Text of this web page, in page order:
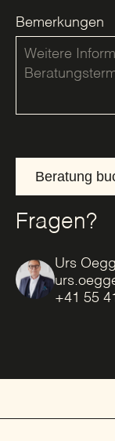
Bemerkungen
Beratung
Fragen?
Urs
+41 55